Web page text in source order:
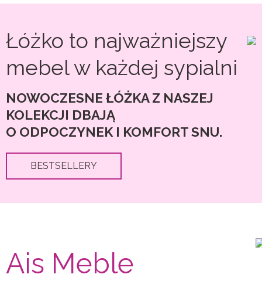
do
000,00 zł
można
na
produktu
Łóżko to najważniejszy
mebel w każdej sypialni
NOWOCZESNE ŁÓŻKA Z NASZEJ
KOLEKCJI DBAJĄ
O ODPOCZYNEK I KOMFORT SNU.
BESTSELLERY
Ais Meble